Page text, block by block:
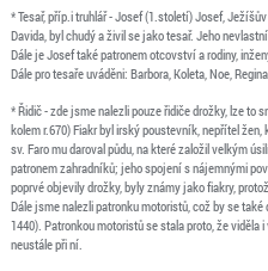
* Tesař, příp.i truhlář - Josef (1.století) Josef,
Davida, byl chudý a živil se jako tesař. Jeho
Dále je Josef také patronem otcovství a rodiny,
Dále pro tesaře uváděni: Barbora, Koleta, Noe,
* Řidič - zde jsme nalezli pouze řidiče drožky, lze to
kolem r.670) Fiakr byl irský poustevník, nepřítel
sv. Faro mu daroval půdu, na které založil velkým
patronem zahradníků; jeho spojení s nájemnými
poprvé objevily drožky, byly známy jako fiakry,
Dále jsme nalezli patronku motoristů, což by se
1440). Patronkou motoristů se stala proto, že
neustále při ní.